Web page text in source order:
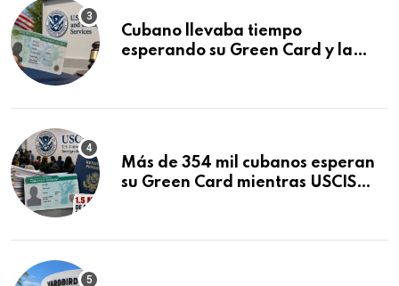
Cubano llevaba tiempo
esperando su Green Card y la
Más de 354 mil cubanos esperan
su Green Card mientras USCIS